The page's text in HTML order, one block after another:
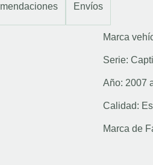
Envíos
Marca
Serie:
Año: 2007
Calidad:
Marca de